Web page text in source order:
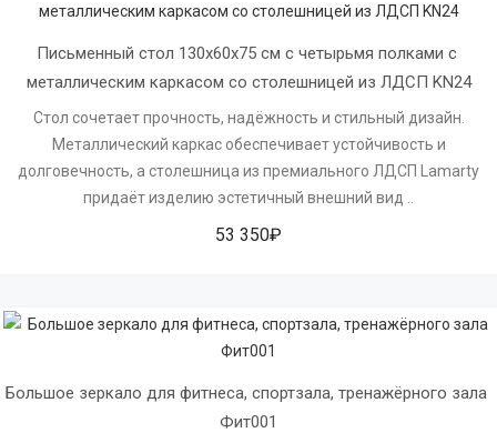
Письменный стол 130х60х75 см с четырьмя полками с
металлическим каркасом со столешницей из ЛДСП KN24
Стол сочетает прочность, надёжность и стильный дизайн.
Металлический каркас обеспечивает устойчивость и
долговечность, а столешница из премиального ЛДСП Lamarty
придаёт изделию эстетичный внешний вид ..
53 350₽
Большое зеркало для фитнеса, спортзала, тренажёрного зала
Фит001